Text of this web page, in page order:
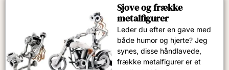
Sjove og frække
metalfigurer
Leder du efter en gave med
både humor og hjerte? Jeg
synes, disse håndlavede,
frække metalfigurer er et